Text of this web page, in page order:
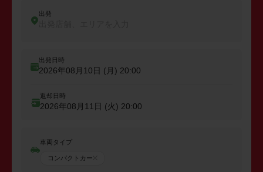
出発
出発日時
2026年08月10日 (月) 20:00
返却日時
2026年08月11日 (火) 20:00
車両タイプ
コンパクトカー